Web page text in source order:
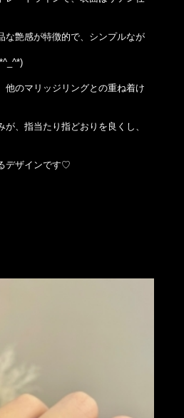
な艶感が特徴的で、シンプルなが
他のマリッジリングとの重ね着け
が、指当たり指どおりを良くし、
デザインです♡